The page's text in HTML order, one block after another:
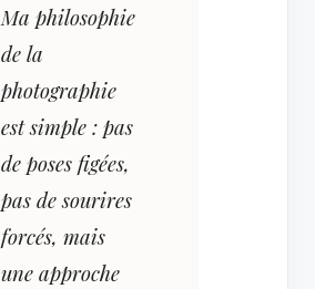
Ma philosophie
de la
photographie
est simple : pas
de poses figées,
pas de sourires
forcés, mais
une approche